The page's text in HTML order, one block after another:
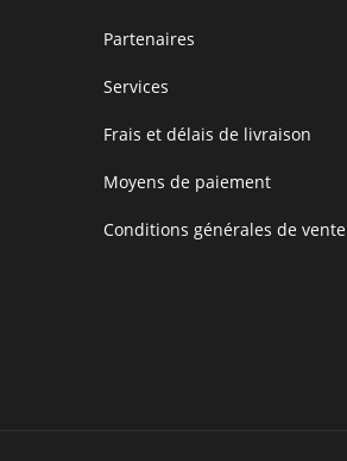
Partenaires
Services
Frais et délais de livraison
Moyens de paiement
Conditions générales de vente